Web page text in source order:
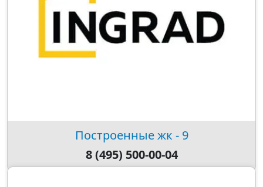
Построенные жк - 9
8 (495) 500-00-04